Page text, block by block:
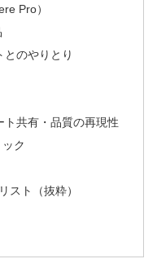
Pro）
のやりとり
共有・品質の再現性
ク
スト（抜粋）